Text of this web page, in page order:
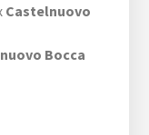
Castelnuovo
Bocca